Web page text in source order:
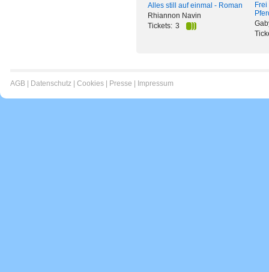
Alles still auf einmal - Roman
Rhiannon Navin
Tickets: 3
AGB Datenschutz Cookies Presse Impressum